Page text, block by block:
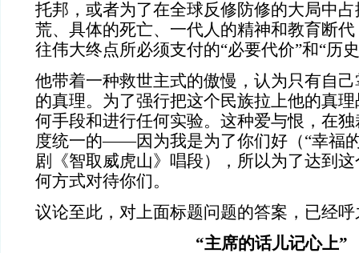
托邦，或者为了在全球反修防修的大局中
荒、具体的死亡、一代人的精神和教育断
往伟大终点所必须支付的“必要代价”和“历
他带着一种救世主式的傲慢，认为只有自
的真理。为了强行把这个民族拉上他的真
何手段和进行任何实验。这种爱与恨，在
度统一的——因为我是为了你们好（“幸福
剧《智取威虎山》唱段），所以为了达到
何方式对待你们。
议论至此，对上面标题问题的答案，已经
“主席的话儿记心上”